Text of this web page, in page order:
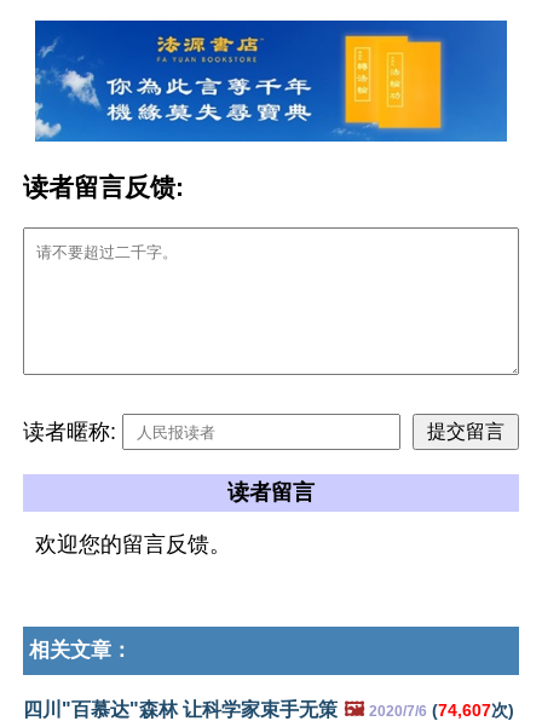
读者留言反馈:
读者暱称:
读者留言
欢迎您的留言反馈。
相关文章：
四川"百慕达"森林 让科学家束手无策 🖼️ 2020/7/6 (74,607次)